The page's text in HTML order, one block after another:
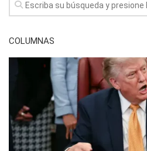
COLUMNAS